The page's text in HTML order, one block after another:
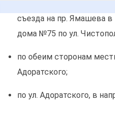
съезда на пр. Ямашева в
дома №75 по ул.
по обеим сторонам
Адоратского;
по ул. Адоратского, в